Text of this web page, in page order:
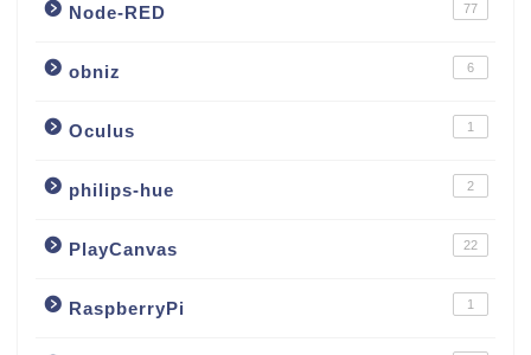
Node-RED 77
obniz 6
Oculus 1
philips-hue 2
PlayCanvas 22
RaspberryPi 1